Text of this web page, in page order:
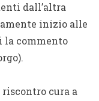
dall’altra
inizio alle
la commento
cura a